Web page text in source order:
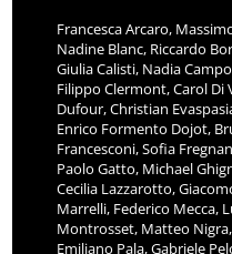
Francesca Arcaro,
Nadine Blanc, Riccardo
Giulia Calisti, Nadia
Filippo Clermont, Carol Di
Dufour, Christian
Enrico Formento Dojot,
Francesconi, Sofia
Paolo Gatto, Michael
Cecilia Lazzarotto,
Marrelli, Federico Mecca,
Montrosset, Matteo
Emiliano Pala, Gabriele